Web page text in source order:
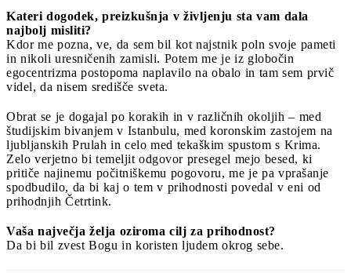
Kateri dogodek, preizkušnja v življenju sta vam dala
najbolj misliti?
Kdor me pozna, ve, da sem bil kot najstnik poln svoje pameti
in nikoli uresničenih zamisli. Potem me je iz globočin
egocentrizma postopoma naplavilo na obalo in tam sem prvič
videl, da nisem središče sveta.
Obrat se je dogajal po korakih in v različnih okoljih – med
študijskim bivanjem v Istanbulu, med koronskim zastojem na
ljubljanskih Prulah in celo med tekaškim spustom s Krima.
Zelo verjetno bi temeljit odgovor presegel mejo besed, ki
pritiče najinemu počitniškemu pogovoru, me je pa vprašanje
spodbudilo, da bi kaj o tem v prihodnosti povedal v eni od
prihodnjih Četrtink.
Vaša največja želja oziroma cilj za prihodnost?
Da bi bil zvest Bogu in koristen ljudem okrog sebe.